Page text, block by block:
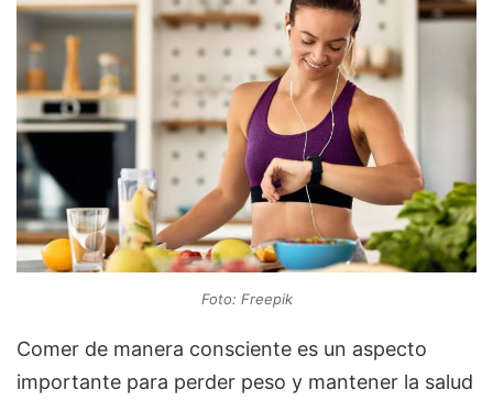
Foto: Freepik
Comer de manera consciente es un aspecto
importante para perder peso y mantener la salud